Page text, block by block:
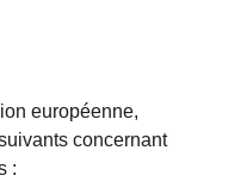
européenne,
concernant
: